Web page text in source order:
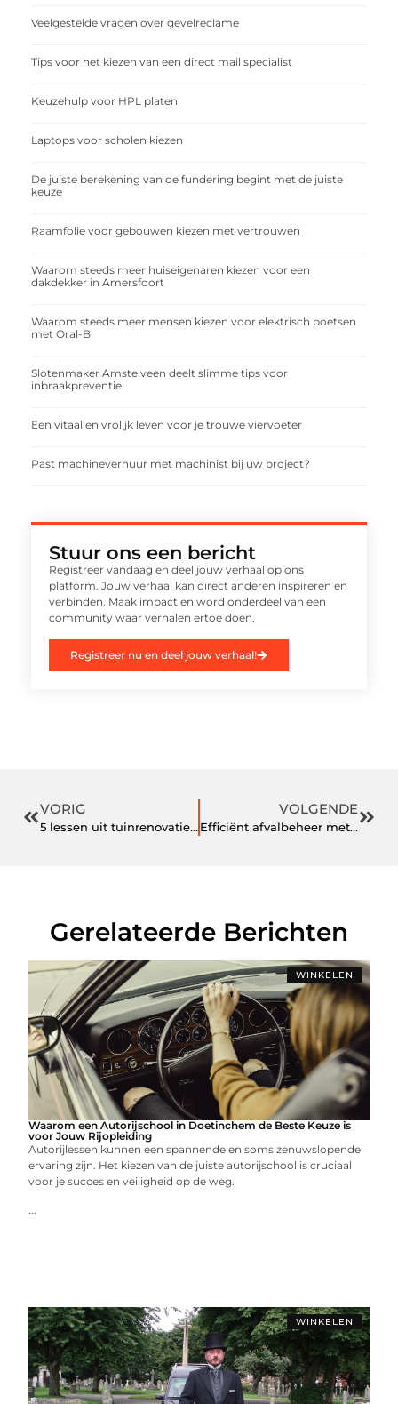
Veelgestelde vragen over gevelreclame
Tips voor het kiezen van een direct mail specialist
Keuzehulp voor HPL platen
Laptops voor scholen kiezen
De juiste berekening van de fundering begint met de juiste
keuze
Raamfolie voor gebouwen kiezen met vertrouwen
Waarom steeds meer huiseigenaren kiezen voor een
dakdekker in Amersfoort
Waarom steeds meer mensen kiezen voor elektrisch poetsen
met Oral-B
Slotenmaker Amstelveen deelt slimme tips voor
inbraakpreventie
Een vitaal en vrolijk leven voor je trouwe viervoeter
Past machineverhuur met machinist bij uw project?
Stuur ons een bericht
Registreer vandaag en deel jouw verhaal op ons
platform. Jouw verhaal kan direct anderen inspireren en
verbinden. Maak impact en word onderdeel van een
community waar verhalen ertoe doen.
Registreer nu en deel jouw verhaal!
VORIG
5 lessen uit tuinrenovatie: hoe je buitenruimte transformeren
VOLGENDE
Efficiënt afvalbeheer met container huren in Venray
Gerelateerde Berichten
WINKELEN
Waarom een Autorijschool in Doetinchem de Beste Keuze is
voor Jouw Rijopleiding
Autorijlessen kunnen een spannende en soms zenuwslopende
ervaring zijn. Het kiezen van de juiste autorijschool is cruciaal
voor je succes en veiligheid op de weg.
...
WINKELEN